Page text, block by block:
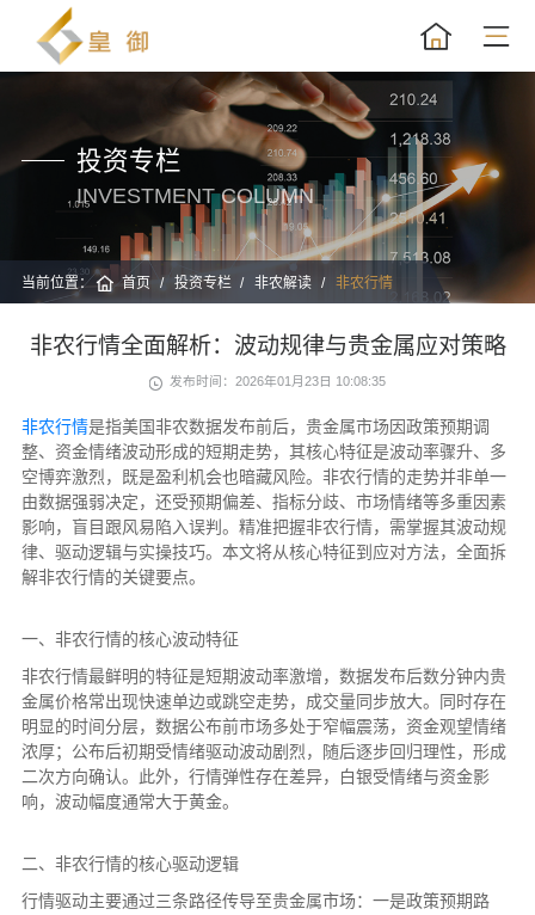
投资专栏
INVESTMENT COLUMN
当前位置： 首页 投资专栏 非农解读 非农行情
非农行情全面解析：波动规律与贵金属应对策略
发布时间：2026年01月23日 10:08:35
非农行情是指美国非农数据发布前后，贵金属市场因政策预期调
整、资金情绪波动形成的短期走势，其核心特征是波动率骤升、多
空博弈激烈，既是盈利机会也暗藏风险。非农行情的走势并非单一
由数据强弱决定，还受预期偏差、指标分歧、市场情绪等多重因素
影响，盲目跟风易陷入误判。精准把握非农行情，需掌握其波动规
律、驱动逻辑与实操技巧。本文将从核心特征到应对方法，全面拆
解非农行情的关键要点。
一、非农行情的核心波动特征
非农行情最鲜明的特征是短期波动率激增，数据发布后数分钟内贵
金属价格常出现快速单边或跳空走势，成交量同步放大。同时存在
明显的时间分层，数据公布前市场多处于窄幅震荡，资金观望情绪
浓厚；公布后初期受情绪驱动波动剧烈，随后逐步回归理性，形成
二次方向确认。此外，行情弹性存在差异，白银受情绪与资金影
响，波动幅度通常大于黄金。
二、非农行情的核心驱动逻辑
行情驱动主要通过三条路径传导至贵金属市场：一是政策预期路